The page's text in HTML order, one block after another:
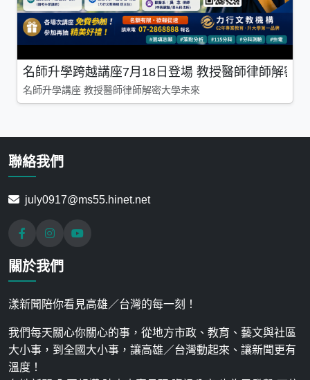
名師升學跨越講座7月18日登場 教授醫師律師解密
名師升學講座 教授醫師律師解密大學未來
聯絡我們
july0917@ms55.hinet.net
關於我們
漾新聞陪你看見高雄／台灣的每一刻！
我們每天關心你關心的事，從地方市政、教育、藝文與社區
大小事，到全國大小事，讓高雄／台灣動起來、讓新聞更有
溫度！